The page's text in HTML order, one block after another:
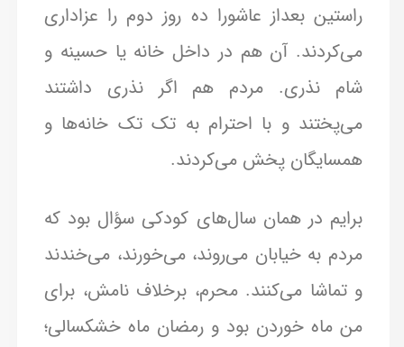
راستین بعداز عاشورا ده روز دوم را عزاداری
می‌کردند. آن هم در داخل خانه یا حسینه و
شام نذری. مردم هم اگر نذری داشتند
می‌پختند و با احترام به تک تک خانه‌ها و
همسایگان پخش می‌کردند.
برایم در همان سال‌های کودکی سؤال بود که
مردم به خیابان می‌روند، می‌خورند، می‌خندند
و تماشا می‌کنند. محرم، برخلاف نامش، برای
من ماه خوردن بود و رمضان ماه خشکسالی؛